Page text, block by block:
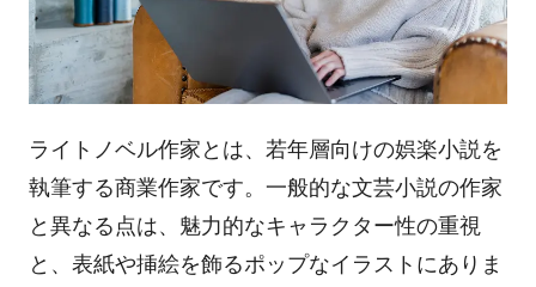
ライトノベル作家とは、若年層向けの娯楽小説を
執筆する商業作家です。一般的な文芸小説の作家
と異なる点は、魅力的なキャラクター性の重視
と、表紙や挿絵を飾るポップなイラストにありま